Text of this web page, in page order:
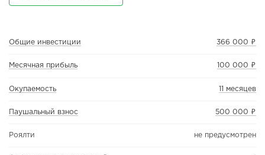
Общие инвестиции 366 000 ₽
Месячная прибыль 100 000 ₽
Окупаемость 11 месяцев
Паушальный взнос 500 000 ₽
Роялти не предусмотрен